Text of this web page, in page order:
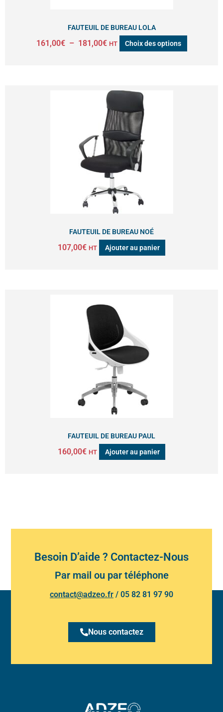
FAUTEUIL DE BUREAU LOLA
161,00€ – 181,00€ HT Choix des options
la
FAUTEUIL DE BUREAU NOÉ
107,00€ HT Ajouter au panier
FAUTEUIL DE BUREAU PAUL
160,00€ HT Ajouter au panier
Besoin D’aide ? Contactez-Nous
Par mail ou par téléphone
contact@adzeo.fr / 05 82 81 97 90
Nous contactez